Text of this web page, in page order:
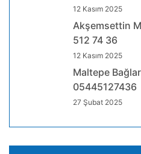
12 Kasım 2025
Akşemsettin
512 74 36
12 Kasım 2025
Maltepe
05445127436
27 Şubat 2025